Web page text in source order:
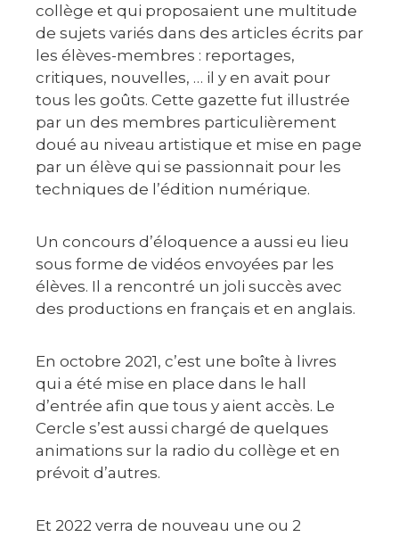
collège et qui proposaient une multitude
de sujets variés dans des articles écrits par
les élèves-membres : reportages,
critiques, nouvelles, … il y en avait pour
tous les goûts. Cette gazette fut illustrée
par un des membres particulièrement
doué au niveau artistique et mise en page
par un élève qui se passionnait pour les
techniques de l’édition numérique.
Un concours d’éloquence a aussi eu lieu
sous forme de vidéos envoyées par les
élèves. Il a rencontré un joli succès avec
des productions en français et en anglais.
En octobre 2021, c’est une boîte à livres
qui a été mise en place dans le hall
d’entrée afin que tous y aient accès. Le
Cercle s’est aussi chargé de quelques
animations sur la radio du collège et en
prévoit d’autres.
Et 2022 verra de nouveau une ou 2